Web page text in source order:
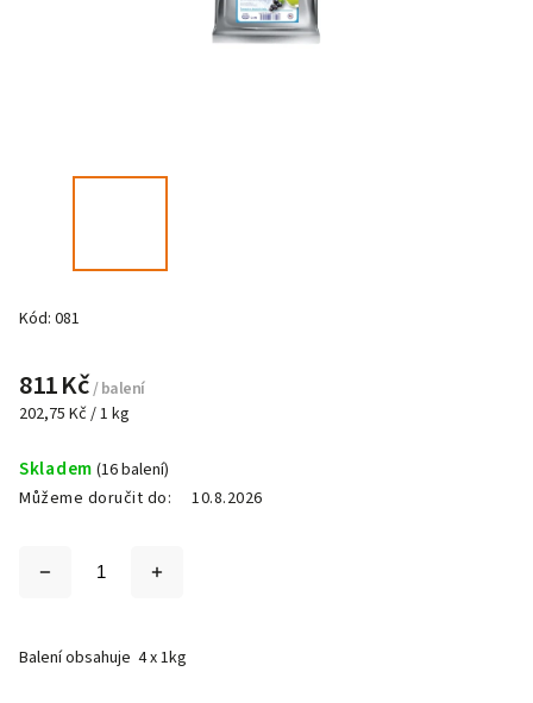
Kód: 081
811 Kč/ balení
202,75 Kč / 1 kg
Skladem (16 balení)
Můžeme doručit do:
10.8.2026
Balení obsahuje 4 x 1kg